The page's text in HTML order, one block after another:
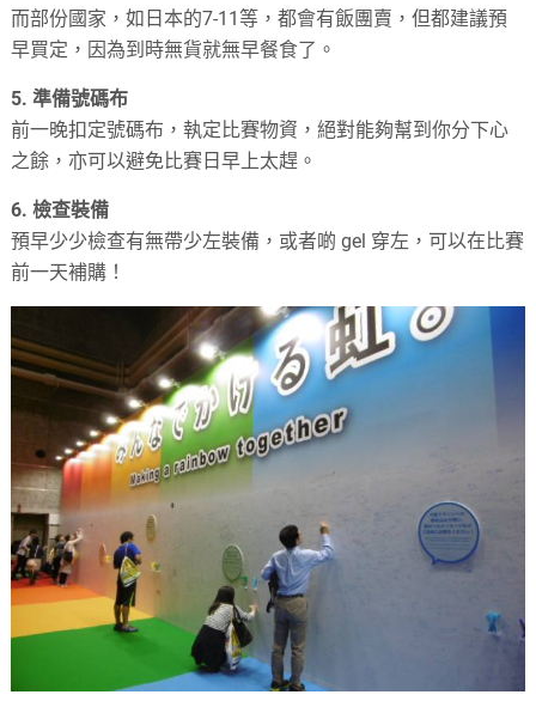
而部份國家，如日本的7-11等，都會有飯團賣，但都建議預
早買定，因為到時無貨就無早餐食了。
5. 準備號碼布
前一晚扣定號碼布，執定比賽物資，絕對能夠幫到你分下心
之餘，亦可以避免比賽日早上太趕。
6. 檢查裝備
預早少少檢查有無帶少左裝備，或者啲 gel 穿左，可以在比賽
前一天補購！